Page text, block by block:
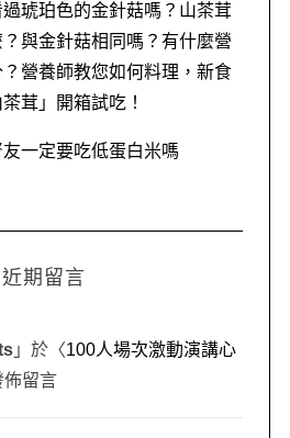
琥珀色的金針菇嗎？山茶茸
？與金針菇相同嗎？有什麼營
營養師教您如何料理，新食
茸」開箱試吃！
一定要吃低蛋白米嗎
近期留言
」於〈100人場次激動演講心
佈留言